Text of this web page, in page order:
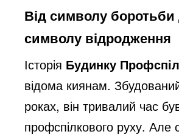
Від символу боротьби
символу відродження
Історія Будинку
відома киянам.
роках, він тривалий час
профспілкового руху. Але